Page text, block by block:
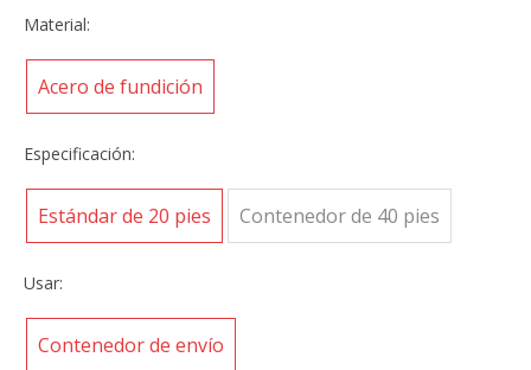
Material:
Acero de fundición
Especificación:
Estándar de 20 pies Contenedor de 40 pies
Usar:
Contenedor de envío